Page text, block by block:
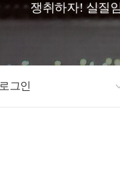
쟁취하자! 실질
로그인